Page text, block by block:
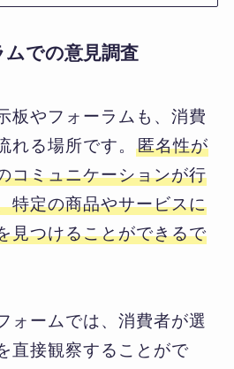
での意見調査
板やフォーラムも、消費
れる場所です。 匿名性が
コミュニケーションが行
特定の商品やサービスに
見つけることができるで
ォームでは、消費者が選
直接観察することがで